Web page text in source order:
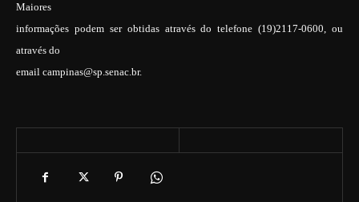
Maiores
informações podem ser obtidas através do telefone (19)2117-0600, ou
através do
email campinas@sp.senac.br.